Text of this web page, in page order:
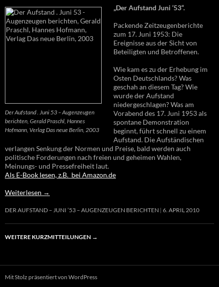
Der Aufstand . Juni 53 – Augenzeugen
berichten, Gerald Praschl, Hannes
Hofmann, Verlag Das neue Berlin, 2003
„Der Aufstand Juni ’53“.
Packende Zeitzeugenberichte
zum 17. Juni 1953: Die
Ereignisse aus der Sicht von
Beteiligten und Betroffenen.
Wie kam es zu der Erhebung im
Osten Deutschlands? Was
geschah an diesem Tag? Wie
wurde der Aufstand
niedergeschlagen? Was am
Vorabend des 17. Juni 1953 als
spontane Demonstration
beginnt, führt schnell zu einem
Aufstand. Die Aufständischen
verlangen Senkung der Normen und Preise, bald werden auch
politische Forderungen nach freien und geheimen Wahlen,
Meinungs- und Pressefreiheit laut.
Als E-Book lesen, z.B. bei Amazon.de
Weiterlesen →
DER AUFSTAND – JUNI ’53 – AUGENZEUGEN BERICHTEN 6. APRIL 2010
WEITERE KURZMITTEILUNGEN →
Mit Stolz präsentiert von WordPress